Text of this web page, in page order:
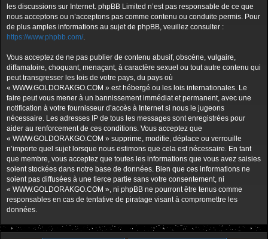
les discussions sur Internet. phpBB Limited n’est pas responsable de ce que
nous acceptons ou n’acceptons pas comme contenu ou conduite permis. Pour
de plus amples informations au sujet de phpBB, veuillez consulter :
https://www.phpbb.com/.
Vous acceptez de ne pas publier de contenu abusif, obscène, vulgaire,
diffamatoire, choquant, menaçant, à caractère sexuel ou tout autre contenu qui
peut transgresser les lois de votre pays, du pays où
« WWW.GOLDORAKGO.COM » est hébergé ou les lois internationales. Le
faire peut vous mener à un bannissement immédiat et permanent, avec une
notification à votre fournisseur d’accès à Internet si nous le jugeons
nécessaire. Les adresses IP de tous les messages sont enregistrées pour
aider au renforcement de ces conditions. Vous acceptez que
« WWW.GOLDORAKGO.COM » supprime, modifie, déplace ou verrouille
n’importe quel sujet lorsque nous estimons que cela est nécessaire. En tant
que membre, vous acceptez que toutes les informations que vous avez saisies
soient stockées dans notre base de données. Bien que ces informations ne
soient pas diffusées à une tierce partie sans votre consentement, ni
« WWW.GOLDORAKGO.COM », ni phpBB ne pourront être tenus comme
responsables en cas de tentative de piratage visant à compromettre les
données.